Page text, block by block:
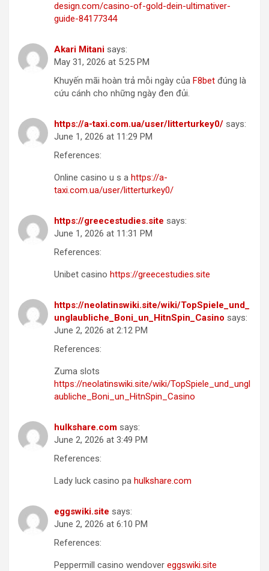
design.com/casino-of-gold-dein-ultimativer-
guide-84177344
Akari Mitani says:
May 31, 2026 at 5:25 PM
Khuyến mãi hoàn trả mỗi ngày của F8bet đúng là
cứu cánh cho những ngày đen đủi.
https://a-taxi.com.ua/user/litterturkey0/ says:
June 1, 2026 at 11:29 PM
References:
Online casino u s a https://a-
taxi.com.ua/user/litterturkey0/
https://greecestudies.site says:
June 1, 2026 at 11:31 PM
References:
Unibet casino https://greecestudies.site
https://neolatinswiki.site/wiki/TopSpiele_und_
unglaubliche_Boni_un_HitnSpin_Casino says:
June 2, 2026 at 2:12 PM
References:
Zuma slots
https://neolatinswiki.site/wiki/TopSpiele_und_ungl
aubliche_Boni_un_HitnSpin_Casino
hulkshare.com says:
June 2, 2026 at 3:49 PM
References:
Lady luck casino pa hulkshare.com
eggswiki.site says:
June 2, 2026 at 6:10 PM
References:
Peppermill casino wendover eggswiki.site